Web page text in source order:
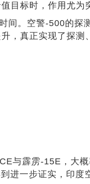
目标时，作用尤为
间。空警-500的探
，真正实现了探测
与霹雳-15E，大
进一步证实，印度